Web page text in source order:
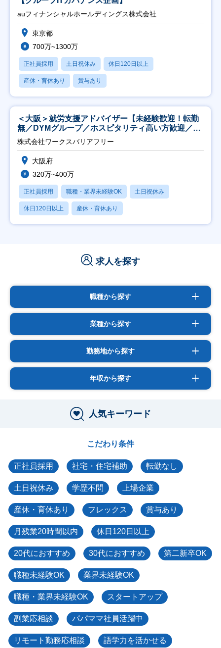
auフィナンシャルホールディングス株式会社
東京都
700万~1300万
正社員採用 土日祝休み 休日120日以上
産休・育休あり 賞与あり
＜大阪＞就労支援アドバイザー【未経験歓迎！転勤
無／DYMグループ／ホスピタリティ高い方歓迎／土
日祝】
株式会社ワークスバリアフリー
大阪府
320万~400万
正社員採用 職種・業界未経験OK 土日祝休み
休日120日以上 産休・育休あり
求人を探す
職種から探す
業種から探す
勤務地から探す
年収から探す
人気キーワード
こだわり条件
正社員採用 社宅・住宅補助 転勤なし
土日祝休み 学歴不問 上場企業
産休・育休あり フレックス 賞与あり
月残業20時間以内 休日120日以上
20代におすすめ 30代におすすめ 第二新卒OK
職種未経験OK 業界未経験OK
職種・業界未経験OK スタートアップ
副業応相談 パパママ社員活躍中
リモート勤務応相談 語学力を活かせる